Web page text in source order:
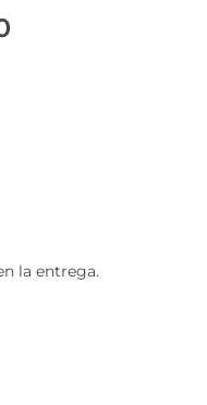
la entrega.